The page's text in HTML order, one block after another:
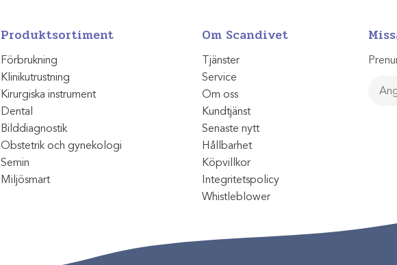
Produktsortiment
Förbrukning
Klinikutrustning
Kirurgiska instrument
Dental
Bilddiagnostik
Obstetrik och gynekologi
Semin
Miljösmart
Om Scandivet
Tjänster
Service
Om oss
Kundtjänst
Senaste nytt
Hållbarhet
Köpvillkor
Integritetspolicy
Whistleblower